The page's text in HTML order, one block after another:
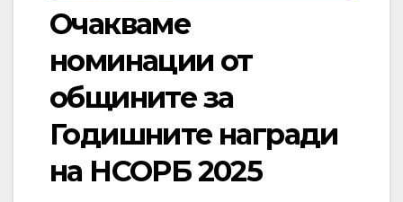
Очакваме
номинации от
общините за
Годишните награди
на НСОРБ 2025